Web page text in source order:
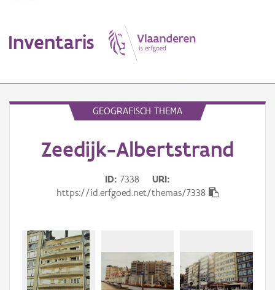
Inventaris
Erfgoedobject
Thema
Gebeurtenis
Persoon of collectief
GEOGRAFISCH THEMA
Zeedijk-Albertstrand
ID 7338
URI
https://id.erfgoed.net/themas/7338